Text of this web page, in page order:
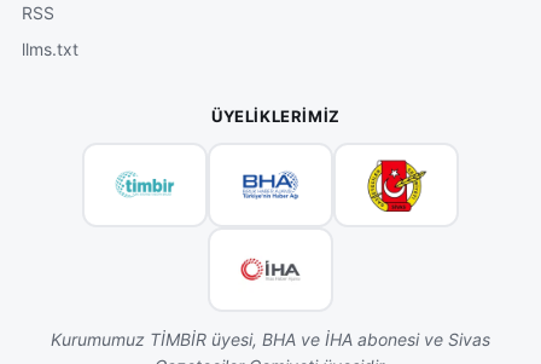
RSS
llms.txt
ÜYELIKLERIMIZ
Kurumumuz TİMBİR üyesi, BHA ve İHA abonesi ve Sivas